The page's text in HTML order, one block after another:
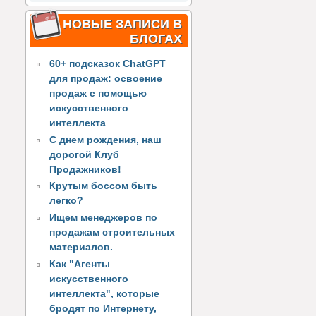
НОВЫЕ ЗАПИСИ В
БЛОГАХ
60+ подсказок ChatGPT
для продаж: освоение
продаж с помощью
искусственного
интеллекта
С днем рождения, наш
дорогой Клуб
Продажников!
Крутым боссом быть
легко?
Ищем менеджеров по
продажам строительных
материалов.
Как "Агенты
искусственного
интеллекта", которые
бродят по Интернету,